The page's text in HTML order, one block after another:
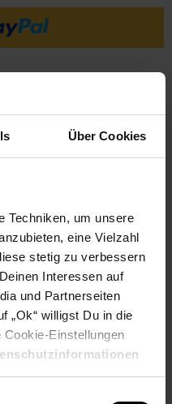
Über Cookies
Techniken, um unsere
eine Vielzahl
stetig zu verbessern
Interessen auf
und Partnerseiten
„Ok“ willigst Du in die
Einstellungen